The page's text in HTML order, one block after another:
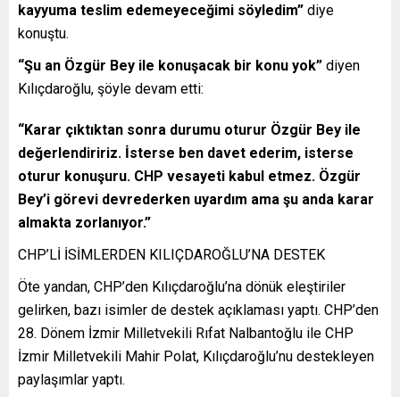
kayyuma teslim edemeyeceğimi söyledim” diye
konuştu.
“Şu an Özgür Bey ile konuşacak bir konu yok” diyen
Kılıçdaroğlu, şöyle devam etti:
“Karar çıktıktan sonra durumu oturur Özgür Bey ile
değerlendiririz. İsterse ben davet ederim, isterse
oturur konuşuru. CHP vesayeti kabul etmez. Özgür
Bey’i görevi devrederken uyardım ama şu anda karar
almakta zorlanıyor.”
CHP’Lİ İSİMLERDEN KILIÇDAROĞLU’NA DESTEK
Öte yandan, CHP’den Kılıçdaroğlu’na dönük eleştiriler
gelirken, bazı isimler de destek açıklaması yaptı. CHP’den
28. Dönem İzmir Milletvekili Rıfat Nalbantoğlu ile CHP
İzmir Milletvekili Mahir Polat, Kılıçdaroğlu’nu destekleyen
paylaşımlar yaptı.